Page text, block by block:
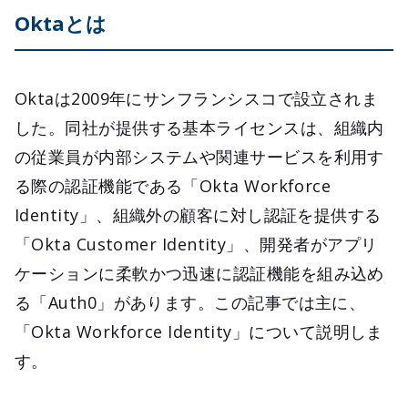
Oktaとは
Oktaは2009年にサンフランシスコで設立されま
した。同社が提供する基本ライセンスは、組織内
の従業員が内部システムや関連サービスを利用す
る際の認証機能である「Okta Workforce
Identity」、組織外の顧客に対し認証を提供する
「Okta Customer Identity」、開発者がアプリ
ケーションに柔軟かつ迅速に認証機能を組み込め
る「Auth0」があります。この記事では主に、
「Okta Workforce Identity」について説明しま
す。